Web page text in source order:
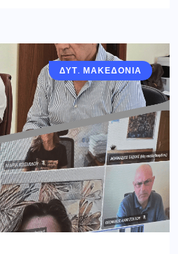
ΔΥΤ. ΜΑΚΕΔΟΝΙΑ